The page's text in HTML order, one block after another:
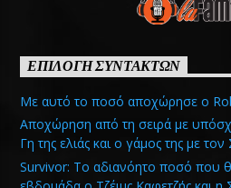
ΕΠΙΛΟΓΗ ΣΥΝΤΑΚΤΩΝ
Με αυτό το ποσό αποχώρησε ο
Αποχώρηση από τη σειρά με
Γη της ελιάς και ο γάμος της με τον
Survivor: Το αδιανόητο ποσό που